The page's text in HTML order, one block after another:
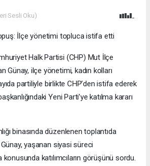
Sesli Oku)
İlçe yönetimi topluca istifa etti
Halk Partisi (CHP) Mut İlçe
Günay, ilçe yönetimi, kadın kolları
partiliyle birlikte CHP’den istifa ederek
Yeni Parti’ye katılma kararı
binasında düzenlenen toplantıda
yaşanan siyasi süreci
katılımcıların görüşünü sordu.